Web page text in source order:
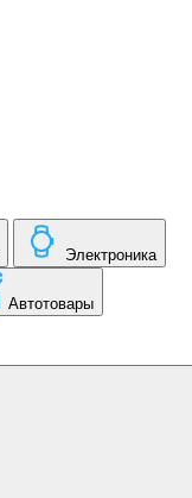
Электроника
Автотовары